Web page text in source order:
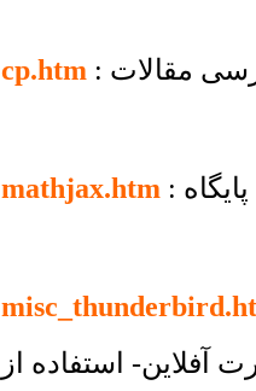
cp.htm مقالات
mathjax.htm